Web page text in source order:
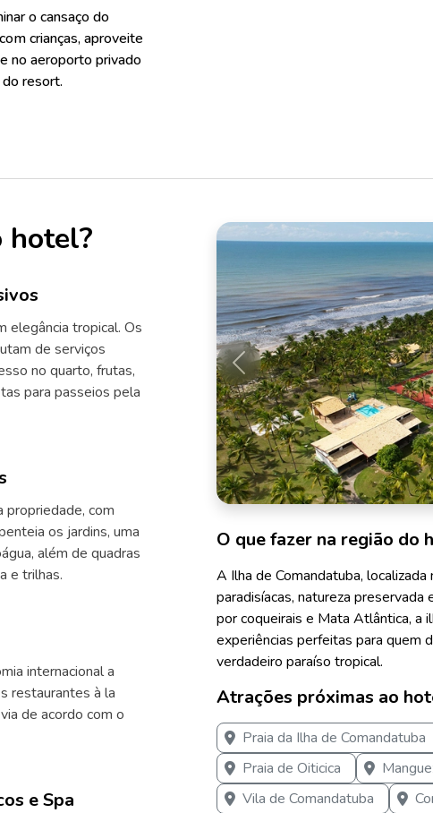
o cansaço do
crianças, aproveite
no aeroporto privado
resort.
hotel?
elegância tropical. Os
de serviços
no quarto, frutas,
para passeios pela
propriedade, com
os jardins, uma
além de quadras
e trilhas.
internacional a
restaurantes à la
de acordo com o
e Spa
O que fazer na região do
Anterior
A Ilha de Comandatuba,
paradisíacas, natureza preservada
por coqueirais e Mata Atlântica, a
experiências perfeitas para quem
verdadeiro paraíso tropical.
Atrações próximas ao
Praia da Ilha de Comandatuba
Praia de Oiticica
Vila de Comandatuba